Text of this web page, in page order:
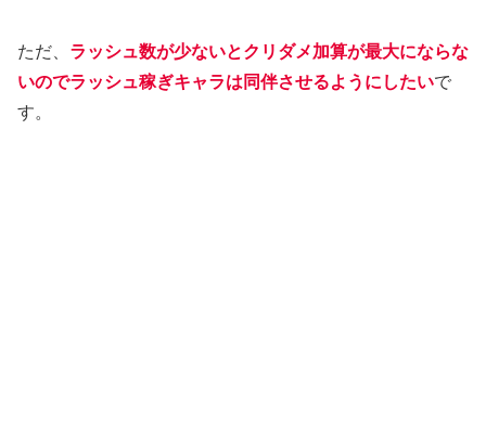
ただ、 ラッシュ数が少ないとクリダメ加算が最大にならな
いのでラッシュ稼ぎキャラは同伴させるようにしたいで
す。